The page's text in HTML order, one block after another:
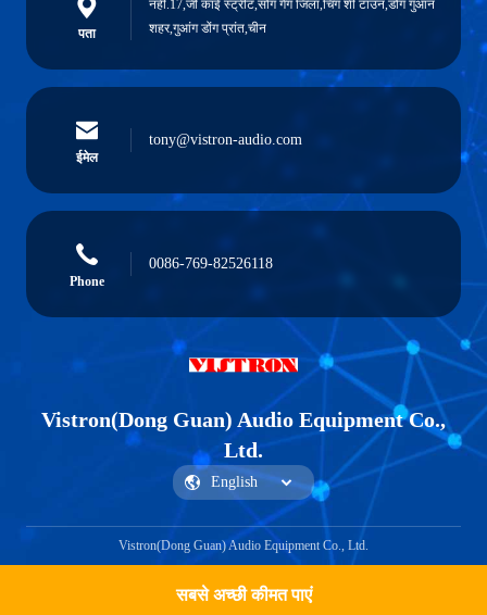
सबसे अच्छी कीमत पाएं
पता
नहीं.17,जी काई स्ट्रीट,सोंग गैंग जिला,चिंग शी टाउन,डोंग गुआन
शहर,गुआंग डोंग प्रांत,चीन
ईमेल
tony@vistron-audio.com
Phone
0086-769-82526118
Vistron(Dong Guan) Audio Equipment Co.,
Ltd.
Vistron(Dong Guan) Audio Equipment Co., Ltd.
Get a Quote